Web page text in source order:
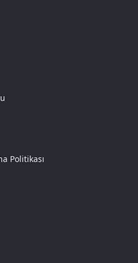
Politikası